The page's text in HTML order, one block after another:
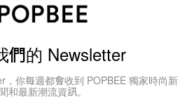
們的 Newsletter
，你每週都會收到 POPBEE 獨家時尚新
和最新潮流資訊。